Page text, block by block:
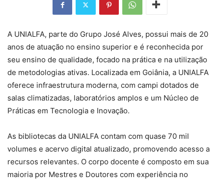
A UNIALFA, parte do Grupo José Alves, possui mais de 20
anos de atuação no ensino superior e é reconhecida por
seu ensino de qualidade, focado na prática e na utilização
de metodologias ativas. Localizada em Goiânia, a UNIALFA
oferece infraestrutura moderna, com campi dotados de
salas climatizadas, laboratórios amplos e um Núcleo de
Práticas em Tecnologia e Inovação.
As bibliotecas da UNIALFA contam com quase 70 mil
volumes e acervo digital atualizado, promovendo acesso a
recursos relevantes. O corpo docente é composto em sua
maioria por Mestres e Doutores com experiência no